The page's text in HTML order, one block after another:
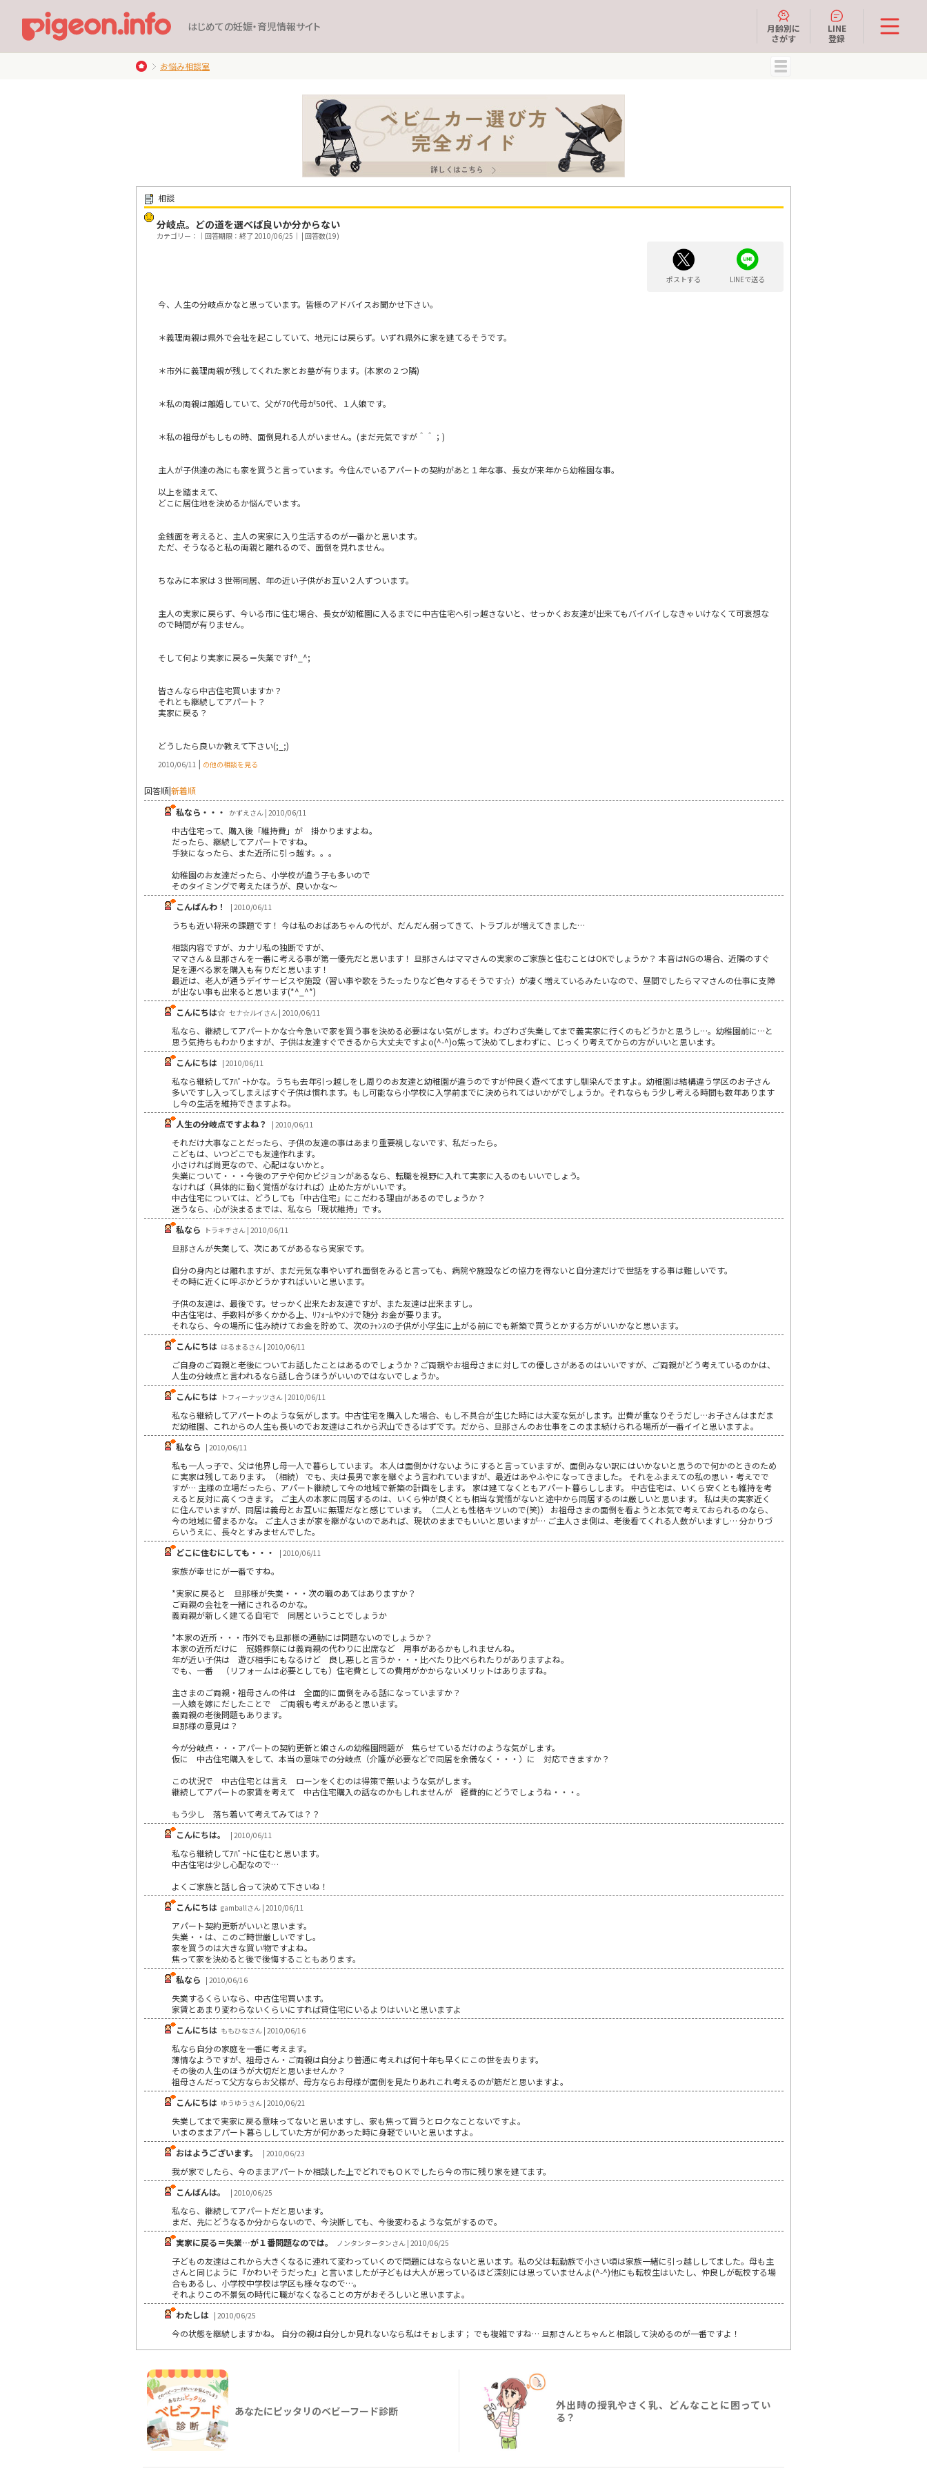
はじめての妊娠・育児情報サイト
月齢別に
さがす
LINE
登録
お悩み相談室
相談
分岐点。どの道を選べば良いか分からない
カテゴリー：｜回答期限：終了 2010/06/25｜ | 回答数(19)
ポストする LINEで送る
今、人生の分岐点かなと思っています。皆様のアドバイスお聞かせ下さい。
＊義理両親は県外で会社を起こしていて、地元には戻らず。いずれ県外に家を建てるそうです。
＊市外に義理両親が残してくれた家とお墓が有ります。(本家の２つ隣)
＊私の両親は離婚していて、父が70代母が50代、１人娘です。
＊私の祖母がもしもの時、面倒見れる人がいません。(まだ元気ですが＾＾；)
主人が子供達の為にも家を買うと言っています。今住んでいるアパートの契約があと１年な事、長女が来年から幼稚園な事。
以上を踏まえて、
どこに居住地を決めるか悩んでいます。
金銭面を考えると、主人の実家に入り生活するのが一番かと思います。
ただ、そうなると私の両親と離れるので、面倒を見れません。
ちなみに本家は３世帯同居、年の近い子供がお互い２人ずついます。
主人の実家に戻らず、今いる市に住む場合、長女が幼稚園に入るまでに中古住宅へ引っ越さないと、せっかくお友達が出来てもバイバイしなきゃいけなくて可哀想な
ので時間が有りません。
そして何より実家に戻る＝失業ですf^_^;
皆さんなら中古住宅買いますか？
それとも継続してアパート？
実家に戻る？
どうしたら良いか教えて下さい(;_;)
2010/06/11 | の他の相談を見る
回答順|新着順
私なら・・・
かずえさん | 2010/06/11
中古住宅って、購入後「維持費」が 掛かりますよね。
だったら、継続してアパートですね。
手狭になったら、また近所に引っ越す。。。
幼稚園のお友達だったら、小学校が違う子も多いので
そのタイミングで考えたほうが、良いかな～
こんばんわ！
| 2010/06/11
うちも近い将来の課題です！ 今は私のおばあちゃんの代が、だんだん弱ってきて、トラブルが増えてきました…
相談内容ですが、カナリ私の独断ですが、
ママさん＆旦那さんを一番に考える事が第一優先だと思います！ 旦那さんはママさんの実家のご家族と住むことはOKでしょうか？ 本音はNGの場合、近隣のすぐ
足を運べる家を購入も有りだと思います！
最近は、老人が通うデイサービスや施設（習い事や歌をうたったりなど色々するそうです☆）が凄く増えているみたいなので、昼間でしたらママさんの仕事に支障
が出ない事も出来ると思います(*^_^*)
こんにちは☆ セナ☆ルイさん | 2010/06/11
私なら、継続してアパートかな☆今急いで家を買う事を決める必要はない気がします。わざわざ失業してまで義実家に行くのもどうかと思うし…。幼稚園前に…と
思う気持ちもわかりますが、子供は友達すぐできるから大丈夫ですよo(^-^)o焦って決めてしまわずに、じっくり考えてからの方がいいと思います。
こんにちは | 2010/06/11
私なら継続してｱﾊﾟｰﾄかな。うちも去年引っ越しをし周りのお友達と幼稚園が違うのですが仲良く遊べてますし馴染んでますよ。幼稚園は結構違う学区のお子さん
多いですし入ってしまえばすぐ子供は慣れます。もし可能なら小学校に入学前までに決められてはいかがでしょうか。それならもう少し考える時間も数年あります
し今の生活を維持できますよね。
人生の分岐点ですよね？
| 2010/06/11
それだけ大事なことだったら、子供の友達の事はあまり重要視しないです、私だったら。
こどもは、いつどこでも友達作れます。
小さければ尚更なので、心配はないかと。
失業について・・・今後のアテや何かビジョンがあるなら、転職を視野に入れて実家に入るのもいいでしょう。
なければ（具体的に動く覚悟がなければ）止めた方がいいです。
中古住宅については、どうしても「中古住宅」にこだわる理由があるのでしょうか？
迷うなら、心が決まるまでは、私なら「現状維持」です。
私なら トラキチさん | 2010/06/11
旦那さんが失業して、次にあてがあるなら実家です。
自分の身内とは離れますが、まだ元気な事やいずれ面倒をみると言っても、病院や施設などの協力を得ないと自分達だけで世話をする事は難しいです。
その時に近くに呼ぶかどうかすればいいと思います。
子供の友達は、最後です。せっかく出来たお友達ですが、また友達は出来ますし。
中古住宅は、手数料が多くかかる上、ﾘﾌｫｰﾑやﾒﾝﾃで随分 お金が要ります。
それなら、今の場所に住み続けてお金を貯めて、次のﾁｬﾝｽの子供が小学生に上がる前にでも新築で買うとかする方がいいかなと思います。
こんにちは はるまるさん | 2010/06/11
ご自身のご両親と老後についてお話したことはあるのでしょうか？ご両親やお祖母さまに対しての優しさがあるのはいいですが、ご両親がどう考えているのかは、
人生の分岐点と言われるなら話し合うほうがいいのではないでしょうか。
こんにちは トフィーナッツさん | 2010/06/11
私なら継続してアパートのような気がします。中古住宅を購入した場合、もし不具合が生じた時には大変な気がします。出費が重なりそうだし…お子さんはまだま
だ幼稚園、これからの人生も長いのでお友達はこれから沢山できるはずです。だから、旦那さんのお仕事をこのまま続けられる場所が一番イイと思いますよ。
私なら | 2010/06/11
私も一人っ子で、父は他界し母一人で暮らしています。 本人は面倒かけないようにすると言っていますが、面倒みない訳にはいかないと思うので何かのときのため
に実家は残してあります。（相続） でも、夫は長男で家を継ぐよう言われていますが、最近はあやふやになってきました。 それをふまえての私の思い・考えでで
すが… 主様の立場だったら、アパート継続して今の地域で新築の計画をします。 家は建てなくともアパート暮らしします。 中古住宅は、いくら安くとも維持を考
えると反対に高くつきます。 ご主人の本家に同居するのは、いくら仲が良くとも相当な覚悟がないと途中から同居するのは厳しいと思います。 私は夫の実家近く
に住んでいますが、同居は義母とお互いに無理だなと感じています。（二人とも性格キツいので(笑)） お祖母さまの面倒を看ようと本気で考えておられるのなら、
今の地域に留まるかな。 ご主人さまが家を継がないのであれば、現状のままでもいいと思いますが… ご主人さま側は、老後看てくれる人数がいますし… 分かりづ
らいうえに、長々とすみませんでした。
どこに住むにしても・・・
| 2010/06/11
家族が幸せにが一番ですね。
*実家に戻ると 旦那様が失業・・・次の職のあてはありますか？
ご両親の会社を一緒にされるのかな。
義両親が新しく建てる自宅で 同居ということでしょうか
*本家の近所・・・市外でも旦那様の通勤には問題ないのでしょうか？
本家の近所だけに 冠婚葬祭には義両親の代わりに出席など 用事があるかもしれませんね。
年が近い子供は 遊び相手にもなるけど 良し悪しと言うか・・・比べたり比べられたりがありますよね。
でも、一番 （リフォームは必要としても）住宅費としての費用がかからないメリットはありますね。
主さまのご両親・祖母さんの件は 全面的に面倒をみる話になっていますか？
一人娘を嫁にだしたことで ご両親も考えがあると思います。
義両親の老後問題もあります。
旦那様の意見は？
今が分岐点・・・アパートの契約更新と娘さんの幼稚園問題が 焦らせているだけのような気がします。
仮に 中古住宅購入をして、本当の意味での分岐点（介護が必要などで同居を余儀なく・・・）に 対応できますか？
この状況で 中古住宅とは言え ローンをくむのは得策で無いような気がします。
継続してアパートの家賃を考えて 中古住宅購入の話なのかもしれませんが 経費的にどうでしょうね・・・。
もう少し 落ち着いて考えてみては？？
こんにちは。
| 2010/06/11
私なら継続してｱﾊﾟｰﾄに住むと思います。
中古住宅は少し心配なので…
よくご家族と話し合って決めて下さいね！
こんにちは gamballさん | 2010/06/11
アパート契約更新がいいと思います。
失業・・は、このご時世厳しいですし。
家を買うのは大きな買い物ですよね。
焦って家を決めると後で後悔することもあります。
私なら | 2010/06/16
失業するくらいなら、中古住宅買います。
家賃とあまり変わらないくらいにすれば貸住宅にいるよりはいいと思いますよ
こんにちは ももひなさん | 2010/06/16
私なら自分の家庭を一番に考えます。
薄情なようですが、祖母さん・ご両親は自分より普通に考えれば何十年も早くにこの世を去ります。
その後の人生のほうが大切だと思いませんか？
祖母さんだって父方ならお父様が、母方ならお母様が面倒を見たりあれこれ考えるのが筋だと思いますよ。
こんにちは ゆうゆうさん | 2010/06/21
失業してまで実家に戻る意味ってないと思いますし、家も焦って買うとロクなことないですよ。
いまのままアパート暮らししていた方が何かあった時に身軽でいいと思いますよ。
おはようございます。
| 2010/06/23
我が家でしたら、今のままアパートか相談した上でどれでもＯＫでしたら今の市に残り家を建てます。
こんばんは。
| 2010/06/25
私なら、継続してアパートだと思います。
まだ、先にどうなるか分からないので、今決断しても、今後変わるような気がするので。
実家に戻る＝失業…が１番問題なのでは。
ノンタンタータンさん | 2010/06/25
子どもの友達はこれから大きくなるに連れて変わっていくので問題にはならないと思います。私の父は転勤族で小さい頃は家族一緒に引っ越ししてました。母も主
さんと同じように『かわいそうだった』と言いましたが子どもは大人が思っているほど深刻には思っていませんよ(^-^)他にも転校生はいたし、仲良しが転校する場
合もあるし、小学校中学校は学区も様々なので…。
それよりこの不景気の時代に職がなくなることの方がおそろしいと思いますよ。
わたしは | 2010/06/25
今の状態を継続しますかね。 自分の親は自分しか見れないなら私はそぉします； でも複雑ですね… 旦那さんとちゃんと相談して決めるのが一番ですよ！
あなたにピッタリのベビーフード診断
外出時の授乳やさく乳、どんなことに困ってい
る？